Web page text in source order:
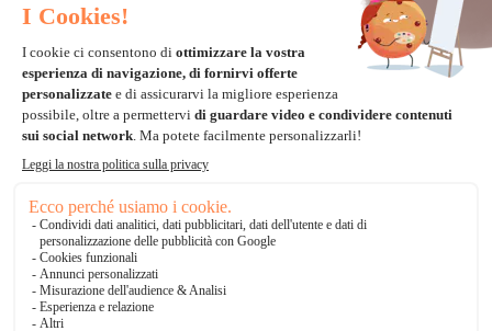
3 volte senza tasse
*Soluzioni di consegna
Delivengo Domicilio Internazionale
Catalogo